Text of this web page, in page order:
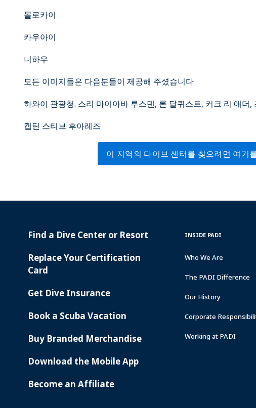
몰로카이
카우아이
니하우
모든 이미지들은 다음분들이 제공해 주셨습니다
하와이 관광청. 스리 마이아바 루스덴, 론 달퀴스트, 커크 리 애더,
캡틴 스티브 후아레즈
이 지역의 다이브 센터를 찾으려면 여기
PADI
Find a Dive Center or Resort
Replace Your Certification
Card
Get Dive Insurance
Book a Scuba Vacation
Buy Branded Merchandise
Download the Mobile App
Become an Affiliate
INSIDE
INSIDE PADI
Who We Are
The PADI Difference
Our History
Corporate
Working at PADI